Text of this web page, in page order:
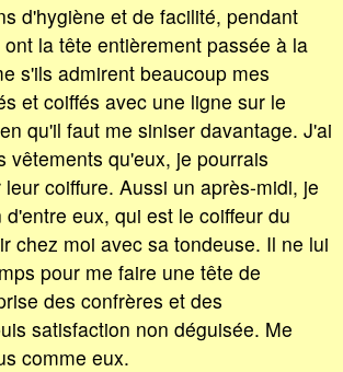
d'hygiène et de facilité, pendant
la tête entièrement passée à la
s'ils admirent beaucoup mes
et coiffés avec une ligne sur le
qu'il faut me siniser davantage. J'ai
vêtements qu'eux, je pourrais
coiffure. Aussi un après-midi, je
eux, qui est le coiffeur du
chez moi avec sa tondeuse. Il ne lui
pour me faire une tête de
des confrères et des
satisfaction non déguisée. Me
comme eux.